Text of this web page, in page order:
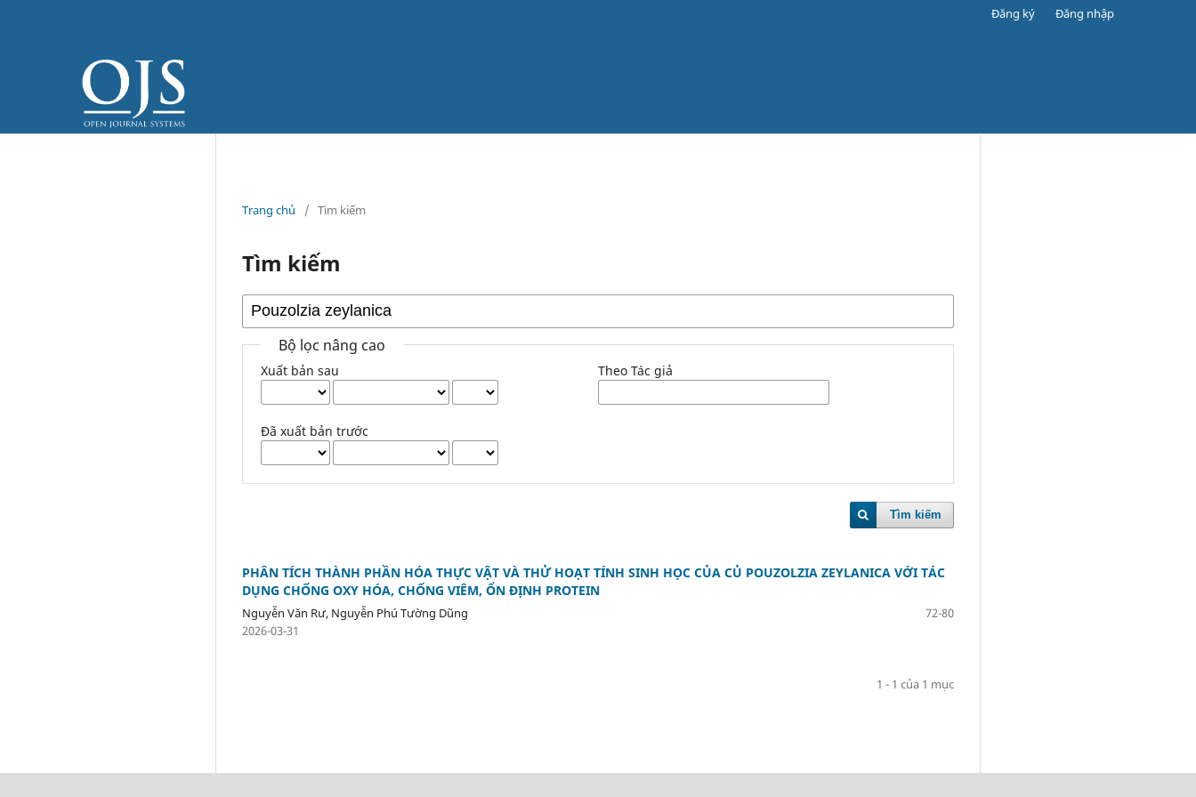
Đăng ký Đăng nhập
Trang chủ / Tìm kiếm
Tìm kiếm
Bộ lọc nâng cao
Xuất bản sau
Đã xuất bản trước
Theo Tác giả
Tìm kiếm
PHÂN TÍCH THÀNH PHẦN HÓA THỰC VẬT VÀ THỬ HOẠT TÍNH SINH HỌC CỦA CỦ POUZOLZIA ZEYLANICA VỚI TÁC
DỤNG CHỐNG OXY HÓA, CHỐNG VIÊM, ỔN ĐỊNH PROTEIN
Nguyễn Văn Rư, Nguyễn Phú Tường Dũng
72-80
2026-03-31
1 - 1 của 1 mục